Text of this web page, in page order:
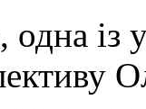
, одна із